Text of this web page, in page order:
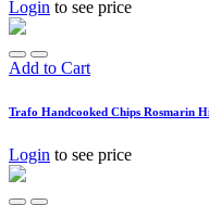
Login to see price
Add to Cart
Trafo Handcooked Chips Rosmarin
Login to see price